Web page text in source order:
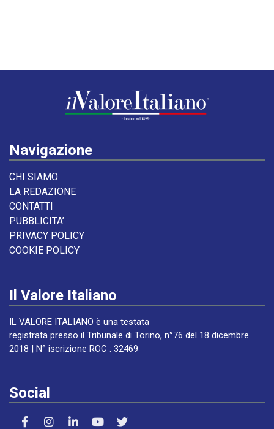
Navigazione
CHI SIAMO
LA REDAZIONE
CONTATTI
PUBBLICITA’
PRIVACY POLICY
COOKIE POLICY
Il Valore Italiano
IL VALORE ITALIANO è una testata
registrata presso il Tribunale di Torino, n°76 del 18 dicembre
2018 | N° iscrizione ROC : 32469
Social